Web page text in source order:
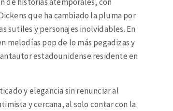
que ha cambiado la pluma por
sutiles y personajes inolvidables. En
melodías pop de lo más pegadizas y
estadounidense residente en
y elegancia sin renunciar al
y cercana, al solo contar con la